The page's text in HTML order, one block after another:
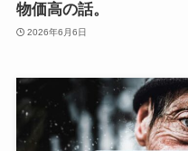
物価高の話。
2026年6月6日